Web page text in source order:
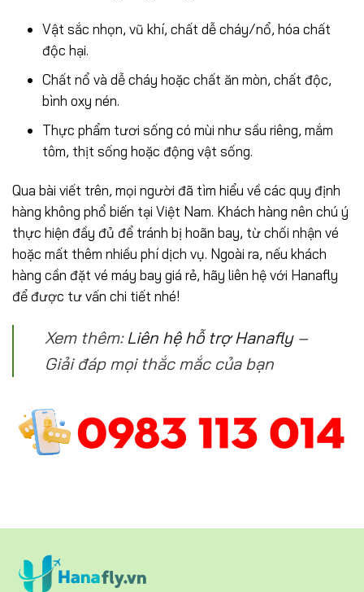
Vật sắc nhọn, vũ khí, chất dễ cháy/nổ, hóa chất
độc hại.
Chất nổ và dễ cháy hoặc chất ăn mòn, chất độc,
bình oxy nén.
Thực phẩm tươi sống có mùi như sầu riêng, mắm
tôm, thịt sống hoặc động vật sống.
Qua bài viết trên, mọi người đã tìm hiểu về các quy định
hàng không phổ biến tại Việt Nam. Khách hàng nên chú ý
thực hiện đầy đủ để tránh bị hoãn bay, từ chối nhận vé
hoặc mất thêm nhiều phí dịch vụ. Ngoài ra, nếu khách
hàng cần đặt vé máy bay giá rẻ, hãy liên hệ với Hanafly
để được tư vấn chi tiết nhé!
Xem thêm: Liên hệ hỗ trợ Hanafly–
Giải đáp mọi thắc mắc của bạn